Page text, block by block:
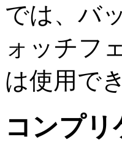
では、バ
ォッチフ
は使用で
コンプリ